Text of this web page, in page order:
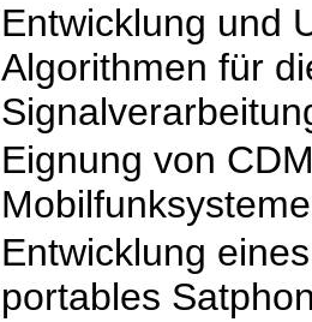
Entwicklung und
Algorithmen für
Eignung von
Mobilfunksysteme
Entwicklung
portables